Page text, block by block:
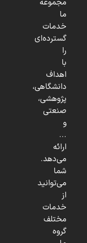
مجموعه
ما
خدمات
گسترده‌ای
را
با
اهداف
دانشگاهی،
پژوهشی،
صنعتی
و
...
ارائه
می‌دهد.
شما
می‌توانید
از
خدمات
مختلف
گروه